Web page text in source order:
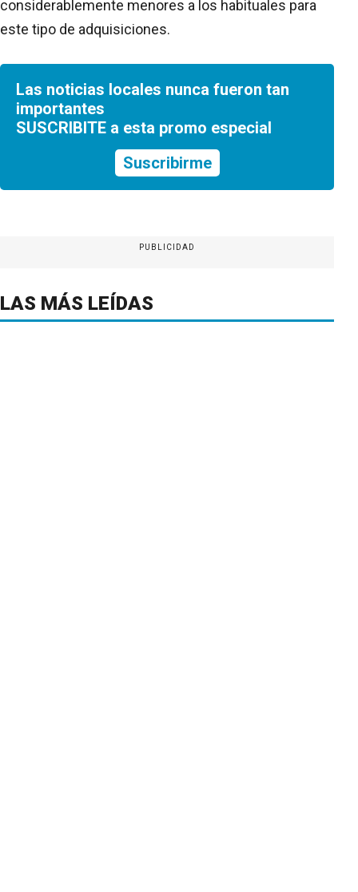
considerablemente menores a los habituales para
este tipo de adquisiciones.
Las noticias locales nunca fueron tan
importantes
SUSCRIBITE a esta promo especial
Suscribirme
PUBLICIDAD
LAS MÁS LEÍDAS